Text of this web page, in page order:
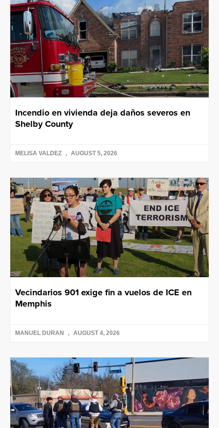
Incendio en vivienda deja daños severos en
Shelby County
MELISA VALDEZ AUGUST 5, 2026
Vecindarios 901 exige fin a vuelos de ICE en
Memphis
MANUEL DURAN AUGUST 4, 2026